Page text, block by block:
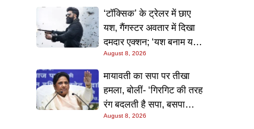
16-21, 21-13 से हराया
‘टॉक्सिक’ के ट्रेलर में छाए
यश, गैंगस्टर अवतार में दिखा
दमदार एक्शन; ‘यश बनाम यश’
की भिड़ंत ने बढ़ाई उत्सुकता
August 8, 2026
मायावती का सपा पर तीखा
हमला, बोलीं- ‘गिरगिट की तरह
रंग बदलती है सपा, बसपा
सर्वसमाज हितैषी
August 8, 2026